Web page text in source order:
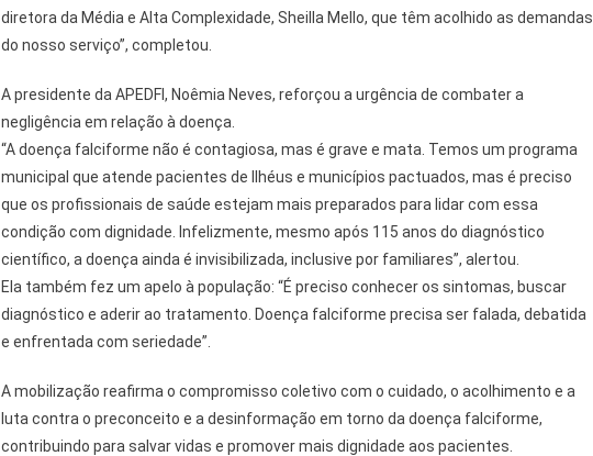
diretora da Média e Alta Complexidade, Sheilla Mello, que têm acolhido as demandas
do nosso serviço”, completou.
A presidente da APEDFI, Noêmia Neves, reforçou a urgência de combater a
negligência em relação à doença.
“A doença falciforme não é contagiosa, mas é grave e mata. Temos um programa
municipal que atende pacientes de Ilhéus e municípios pactuados, mas é preciso
que os profissionais de saúde estejam mais preparados para lidar com essa
condição com dignidade. Infelizmente, mesmo após 115 anos do diagnóstico
científico, a doença ainda é invisibilizada, inclusive por familiares”, alertou.
Ela também fez um apelo à população: “É preciso conhecer os sintomas, buscar
diagnóstico e aderir ao tratamento. Doença falciforme precisa ser falada, debatida
e enfrentada com seriedade”.
A mobilização reafirma o compromisso coletivo com o cuidado, o acolhimento e a
luta contra o preconceito e a desinformação em torno da doença falciforme,
contribuindo para salvar vidas e promover mais dignidade aos pacientes.